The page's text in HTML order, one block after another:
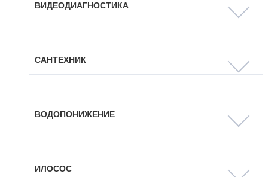
ВИДЕОДИАГНОСТИКА
САНТЕХНИК
ВОДОПОНИЖЕНИЕ
ИЛОСОС